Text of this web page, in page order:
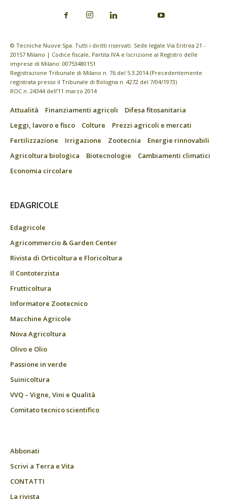
© Tecniche Nuove Spa. Tutti i diritti riservati. Sede legale Via Eritrea 21 -
20157 Milano | Codice fiscale, Partita IVA e Iscrizione al Registro delle
imprese di Milano: 00753480151
Registrazione Tribunale di Milano n. 76 del 5.3.2014 (Precedentemente
registrata presso il Tribunale di Bologna n. 4272 del 7/04/1973)
ROC n. 24344 dell’11 marzo 2014
Attualità Finanziamenti agricoli
Difesa fitosanitaria
Leggi, lavoro e fisco
Colture
Prezzi agricoli e mercati
Fertilizzazione
Irrigazione Zootecnia
Energie rinnovabili
Agricoltura biologica
Biotecnologie
Cambiamenti climatici
Economia circolare
EDAGRICOLE
Edagricole
Agricommercio & Garden Center
Rivista di Orticoltura e Floricoltura
Il Contoterzista
Frutticoltura
Informatore Zootecnico
Macchine Agricole
Nova Agricoltura
Olivo e Olio
Passione in verde
Suinicoltura
VVQ – Vigne, Vini e Qualità
Comitato tecnico scientifico
Abbonati
Scrivi a Terra e Vita
CONTATTI
La rivista